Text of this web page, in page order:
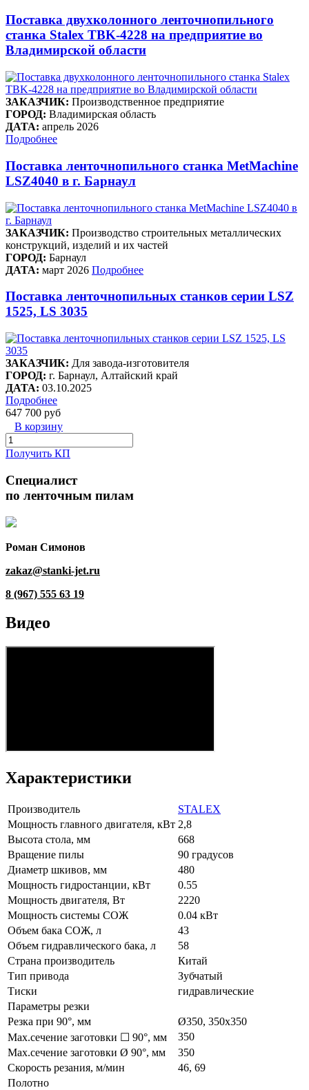
Поставка двухколонного ленточнопильного
станка Stalex TBK-4228 на предприятие во
Владимирской области
ЗАКАЗЧИК: Производственное предприятие
ГОРОД: Владимирская область
ДАТА: апрель 2026
Подробнее
Поставка ленточнопильного станка MetMachine
LSZ4040 в г. Барнаул
ЗАКАЗЧИК: Производство строительных металлических
конструкций, изделий и их частей
ГОРОД: Барнаул
ДАТА: март 2026 Подробнее
Поставка ленточнопильных станков серии LSZ
1525, LS 3035
ЗАКАЗЧИК: Для завода-изготовителя
ГОРОД: г. Барнаул, Алтайский край
ДАТА: 03.10.2025
Подробнее
647 700 руб
В корзину
Получить КП
Специалист
по ленточным пилам
Роман Симонов
zakaz@stanki-jet.ru
8 (967) 555 63 19
Видео
Характеристики
Производитель
STALEX
Мощность главного двигателя, кВт 2,8
Высота стола, мм
668
Вращение пилы
90 градусов
Диаметр шкивов, мм
480
Мощность гидростанции, кВт
0.55
Мощность двигателя, Вт
2220
Мощность системы СОЖ
0.04 кВт
Объем бака СОЖ, л
43
Объем гидравлического бака, л
58
Страна производитель
Китай
Тип привода
Зубчатый
Тиски
гидравлические
Параметры резки
Резка при 90°, мм
Ø350, 350x350
Max.сечение заготовки ☐ 90°, мм
350
Max.сечение заготовки Ø 90°, мм
350
Скорость резания, м/мин
46, 69
Полотно